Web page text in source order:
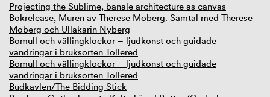
Projecting the Sublime, banale architecture as canvas
Bokrelease, Muren av Therese Moberg. Samtal med Therese
Moberg och Ullakarin Nyberg
Bomull och vällingklockor – ljudkonst och guidade
vandringar i bruksorten Tollered
Bomull och vällingklockor – ljudkonst och guidade
vandringar i bruksorten Tollered
Budkavlen/The Bidding Stick